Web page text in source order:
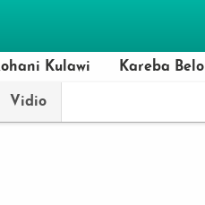
Kulawi Kareba Belo
Vidio